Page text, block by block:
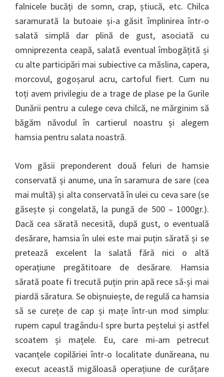
falnicele bucăți de somn, crap, știucă, etc. Chilca
saramurată la butoaie și-a găsit împlinirea într-o
salată simplă dar plină de gust, asociată cu
omniprezenta ceapă, salată eventual îmbogățită și
cu alte participări mai subiective ca măslina, capera,
morcovul, gogoșarul acru, cartoful fiert. Cum nu
toți avem privilegiu de a trage de plase pe la Gurile
Dunării pentru a culege ceva chilcă, ne mărginim să
băgăm năvodul în cartierul noastru și alegem
hamsia pentru salata noastră.
Vom găsii preponderent două feluri de hamsie
conservată și anume, una în saramura de sare (cea
mai multă) și alta conservată în ulei cu ceva sare (se
găsește și congelată, la pungă de 500 – 1000gr.).
Dacă cea sărată necesită, după gust, o eventuală
desărare, hamsia în ulei este mai puțin sărată și se
pretează excelent la salată fără nici o altă
operațiune pregătitoare de desărare. Hamsia
sărată poate fi trecută puțin prin apă rece să-și mai
piardă săratura. Se obișnuiește, de regulă ca hamsia
să se curețe de cap și mațe într-un mod simplu:
rupem capul tragându-l spre burta peștelui și astfel
scoatem și mațele. Eu, care mi-am petrecut
vacanțele copilăriei într-o localitate dunăreana, nu
execut această migăloasă operațiune de curățare